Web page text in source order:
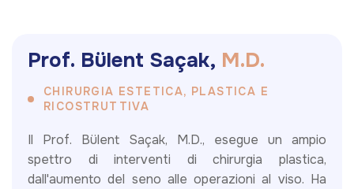
Prof. Bülent Saçak, M.D.
CHIRURGIA ESTETICA, PLASTICA E
RICOSTRUTTIVA
Il Prof. Bülent Saçak, M.D., esegue un ampio
spettro di interventi di chirurgia plastica,
dall'aumento del seno alle operazioni al viso. Ha